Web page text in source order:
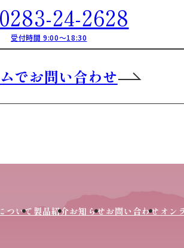
0283-24-2628
受付時間 9:00～18:30
でお問い合わせ
ついて 製品紹介お知らせお問い合わせ オン